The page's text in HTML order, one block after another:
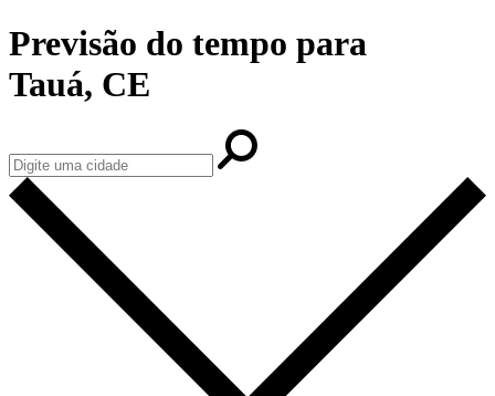
Previsão do tempo para
Tauá, CE